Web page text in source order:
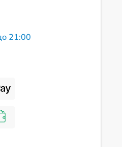
21:00